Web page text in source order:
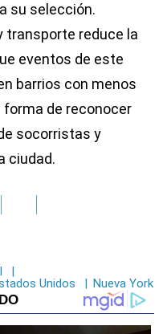
su selección.
transporte reduce la
eventos de este
barrios con menos
forma de reconocer
socorristas y
ciudad.
|
Unidos | Nueva York